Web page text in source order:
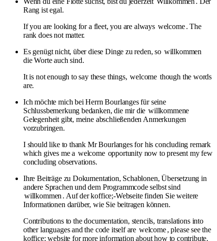
Rang ist egal.
If you are looking for a fleet, you are always welcome . The
rank does not matter.
Es genügt nicht, über diese Dinge zu reden, so willkommen
die Worte auch sind.
It is not enough to say these things, welcome though the words
are.
Ich möchte mich bei Herrn Bourlanges für seine
Schlussbemerkung bedanken, die mir die willkommene
Gelegenheit gibt, meine abschließenden Anmerkungen
vorzubringen.
I should like to thank Mr Bourlanges for his concluding remark
which gives me a welcome opportunity now to present my few
concluding observations.
Ihre Beiträge zu Dokumentation, Schablonen, Übersetzung in
andere Sprachen und dem Programmcode selbst sind
willkommen . Auf der koffice;-Webseite finden Sie weitere
Informationen darüber, wie Sie beitragen können.
Contributions to the documentation, stencils, translations into
other languages and the code itself are welcome, please see the
koffice; website for more information about how to contribute.